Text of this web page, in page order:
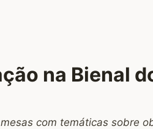
na Bienal
com temáticas sobre